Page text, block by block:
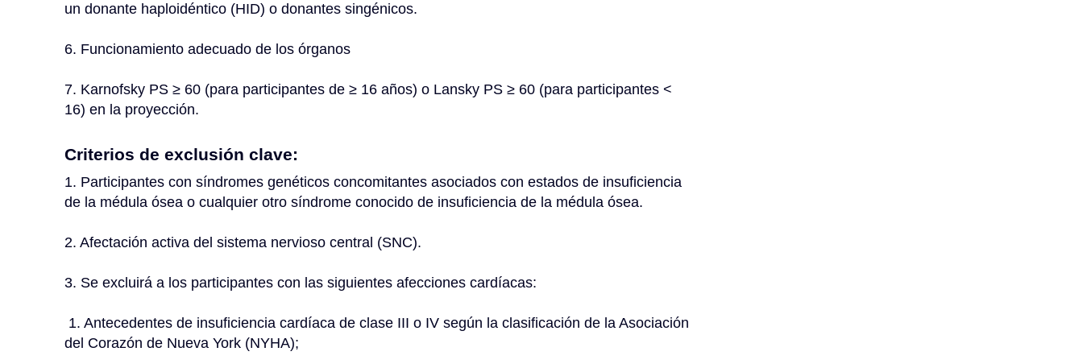
un donante haploidéntico (HID) o donantes singénicos.
6. Funcionamiento adecuado de los órganos
7. Karnofsky PS ≥ 60 (para participantes de ≥ 16 años) o Lansky PS ≥ 60 (para participantes <
16) en la proyección.
Criterios de exclusión clave:
1. Participantes con síndromes genéticos concomitantes asociados con estados de insuficiencia
de la médula ósea o cualquier otro síndrome conocido de insuficiencia de la médula ósea.
2. Afectación activa del sistema nervioso central (SNC).
3. Se excluirá a los participantes con las siguientes afecciones cardíacas:
del Corazón de Nueva York (NYHA);